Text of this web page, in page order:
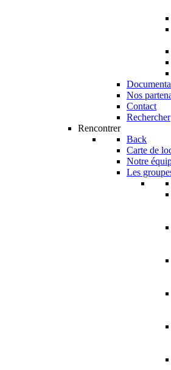
Nos
Contact
Rechercher
Rencontrer
Back
Carte de
Notre
Les